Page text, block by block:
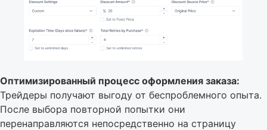
Оптимизированный процесс оформления заказа:
Трейдеры получают выгоду от беспроблемного опыта.
После выбора повторной попытки они
перенаправляются непосредственно на страницу